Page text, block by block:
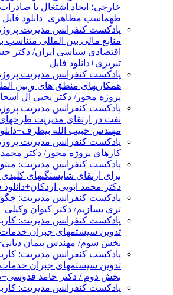
خارجی؛ ایجاد اشتغال یا
طهماسب مظاهری+دانلود فایل
پادکست کنفرانس مدیریت
منابع مالی بین المللی متناسب
اقتصادی سیاسی ایران/ دکتر
تبریزی+دانلود فایل
پادکست کنفرانس مدیریت
همکاریهای منطق های و بین
پروژه محور/ دکتر یحیی آل
پادکست کنفرانس مدیریت
نفت در ارتقای مدیریت
مهندس حبیب الله
پادکست کنفرانس مدیریت
کارهای پروژه محور/ دکتر محمد
پادکست کنفرانس مدیریت:
برای ارتقای شایستگیهای کلیدی
دکتر محمد ابویی
پادکست کنفرانس مدیریت:
تری بسازیم/ دکتر کیوان
پادکست کنفرانس مدیریت:
تدوین سیستمهای جبران
بخش سوم/ مهندس پیمان
پادکست کنفرانس مدیریت:
تدوین سیستمهای جبران
بخش دوم / دکتر حامد
پادکست کنفرانس مدیریت: